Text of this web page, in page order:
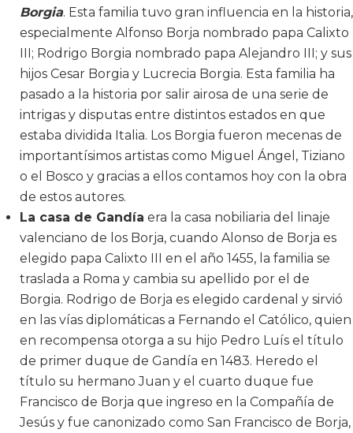
Borgia. Esta familia tuvo gran influencia en la historia,
especialmente Alfonso Borja nombrado papa Calixto
III; Rodrigo Borgia nombrado papa Alejandro III; y sus
hijos Cesar Borgia y Lucrecia Borgia. Esta familia ha
pasado a la historia por salir airosa de una serie de
intrigas y disputas entre distintos estados en que
estaba dividida Italia. Los Borgia fueron mecenas de
importantísimos artistas como Miguel Ángel, Tiziano
o el Bosco y gracias a ellos contamos hoy con la obra
de estos autores.
La casa de Gandía era la casa nobiliaria del linaje
valenciano de los Borja, cuando Alonso de Borja es
elegido papa Calixto III en el año 1455, la familia se
traslada a Roma y cambia su apellido por el de
Borgia. Rodrigo de Borja es elegido cardenal y sirvió
en las vías diplomáticas a Fernando el Católico, quien
en recompensa otorga a su hijo Pedro Luís el título
de primer duque de Gandía en 1483. Heredo el
título su hermano Juan y el cuarto duque fue
Francisco de Borja que ingreso en la Compañía de
Jesús y fue canonizado como San Francisco de Borja,